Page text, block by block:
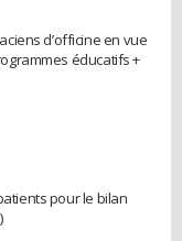
d’officine en vue
éducatifs +
pour le bilan